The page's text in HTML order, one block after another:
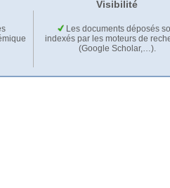
Visibilité
Les documents déposés
indexés par les moteurs de
(Google Scholar,…).